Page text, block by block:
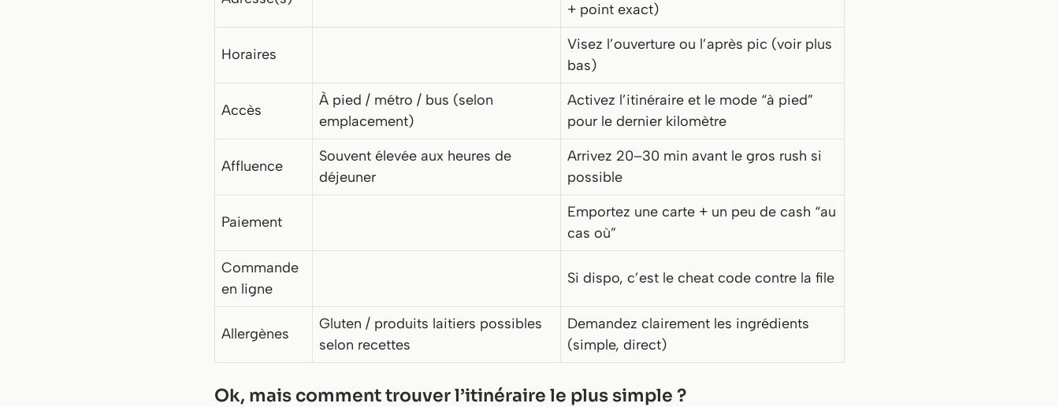
+ point exact)
Horaires
Visez l’ouverture ou l’après pic (voir plus
bas)
Accès
À pied / métro / bus (selon
emplacement)
Activez l’itinéraire et le mode “à pied”
pour le dernier kilomètre
Affluence
Souvent élevée aux heures de
déjeuner
Arrivez 20–30 min avant le gros rush si
possible
Paiement
Emportez une carte + un peu de cash “au
cas où”
Commande
en ligne
Si dispo, c’est le cheat code contre la file
Allergènes
Gluten / produits laitiers possibles
selon recettes
Demandez clairement les ingrédients
(simple, direct)
Ok, mais comment trouver l’itinéraire le plus simple ?